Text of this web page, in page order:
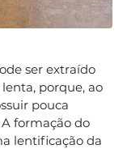
ser extraído
porque, ao
pouca
formação do
lentificação da